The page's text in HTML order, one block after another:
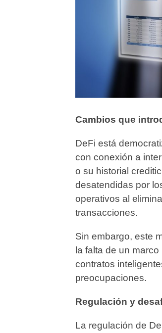
Cambios que
DeFi está
con conexión a
o su historial
desatendidas por
operativos al
transacciones.
Sin embargo, este
la falta de un
contratos
preocupaciones.
Regulación y
La regulación de